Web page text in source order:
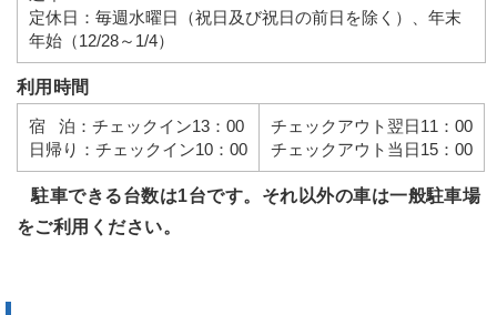
定休日：毎週水曜日（祝日及び祝日の前日を除く）、年末
年始（12/28～1/4）
利用時間
宿 泊：チェックイン13：00
日帰り：チェックイン10：00
チェックアウト翌日11：00
チェックアウト当日15：00
駐車できる台数は1台です。それ以外の車は一般駐車場
をご利用ください。